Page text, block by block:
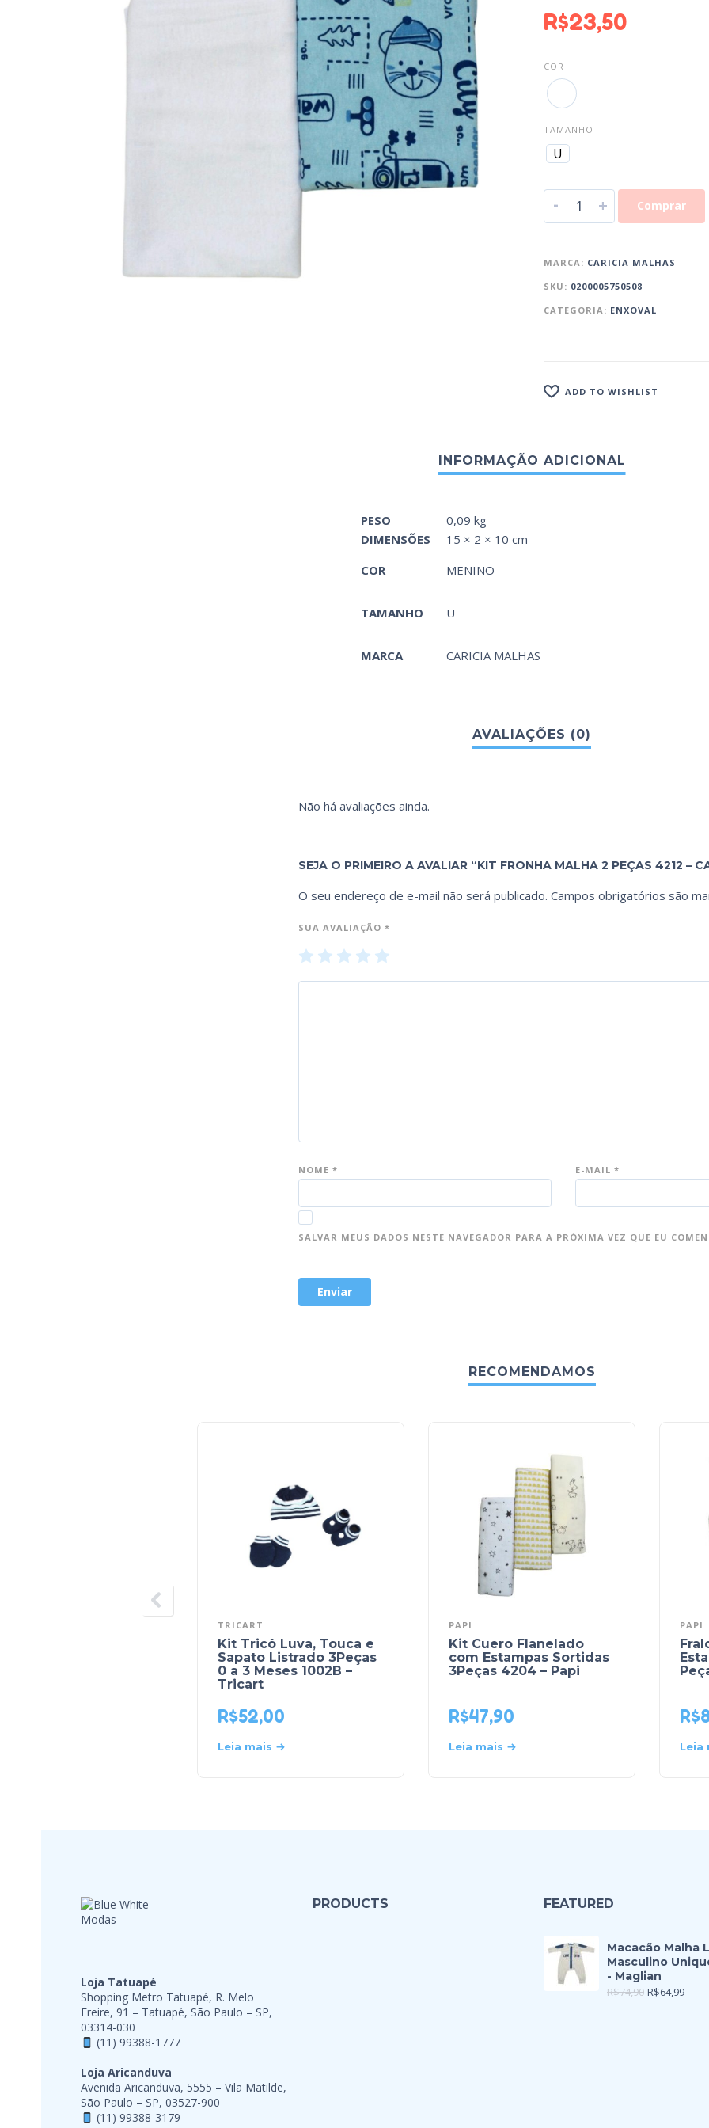
R$23,50
COR
TAMANHO
U
- + Comprar
MARCA: CARICIA MALHAS
SKU: 0200005750508
CATEGORIA: ENXOVAL
ADD TO WISHLIST
PESO
0,09 kg
DIMENSÕES
15 × 2 × 10 cm
COR
MENINO
TAMANHO U
MARCA CARICIA MALHAS
Não há avaliações ainda.
SEJA O PRIMEIRO A AVALIAR “KIT FRONHA MALHA 2 PEÇAS 4212 –
O seu endereço de e-mail não será publicado. Campos obrigatórios são
SUA AVALIAÇÃO *
1 2 3 4
NOME * E-MAIL *
SALVAR MEUS DADOS NESTE NAVEGADOR PARA A PRÓXIMA VEZ QUE EU
RECOMENDAMOS
TRICART
Kit Tricô Luva, Touca e
Sapato Listrado 3Peças
0 a 3 Meses 1002B –
Tricart
R$52,00
Leia mais
PAPI
Kit Cuero Flanelado
com Estampas Sortidas
3Peças 4204 – Papi
R$47,90
Leia mais
PAPI
R$
Leia
Loja Tatuapé
Shopping Metro Tatuapé, R. Melo
Freire, 91 – Tatuapé, São Paulo – SP,
03314-030
(11) 99388-1777
Loja Aricanduva
Avenida Aricanduva, 5555 – Vila Matilde,
São Paulo – SP, 03527-900
(11) 99388-3179
PRODUCTS FEATURED
Macacão Malha
Masculino
- Maglian
R$74,90 R$64,99